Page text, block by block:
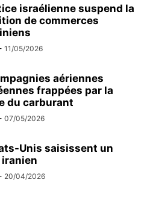
israélienne suspend la
de commerces
11/05/2026
aériennes
frappées par la
du carburant
07/05/2026
Unis saisissent un
20/04/2026